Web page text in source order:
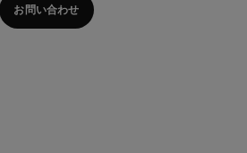
お問い合わせ